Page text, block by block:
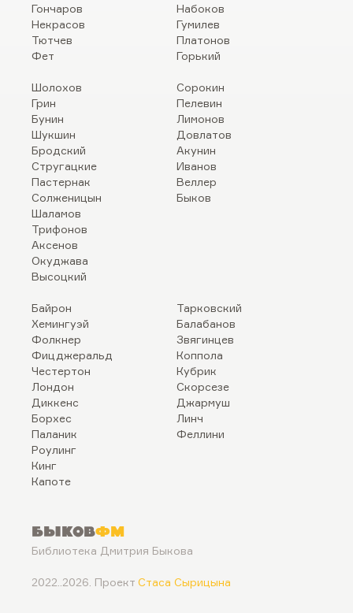
Гончаров
Некрасов
Тютчев
Фет
Набоков
Гумилев
Платонов
Горький
Шолохов
Грин
Бунин
Шукшин
Бродский
Стругацкие
Пастернак
Солженицын
Шаламов
Трифонов
Аксенов
Окуджава
Высоцкий
Сорокин
Пелевин
Лимонов
Довлатов
Акунин
Иванов
Веллер
Быков
Байрон
Хемингуэй
Фолкнер
Фицджеральд
Честертон
Лондон
Диккенс
Борхес
Паланик
Роулинг
Кинг
Капоте
Тарковский
Балабанов
Звягинцев
Коппола
Кубрик
Скорсезе
Джармуш
Линч
Феллини
БыковФМ
Библиотека Дмитрия Быкова
2022..2026. Проект Стаса Сырицына